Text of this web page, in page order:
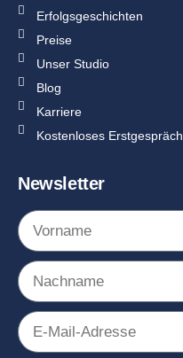
Erfolgsgeschichten
Preise
Unser Studio
Blog
Karriere
Kostenloses Erstgespräch
Newsletter